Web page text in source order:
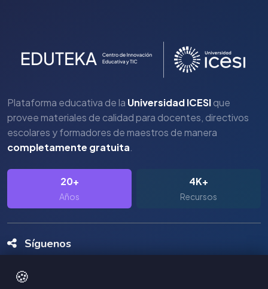
🍪
Plataforma educativa de la Universidad ICESIque
provee materiales de calidad para docentes, directivos
escolares y formadores de maestros de manera
completamente gratuita.
20+
Años
4K+
Recursos
Síguenos